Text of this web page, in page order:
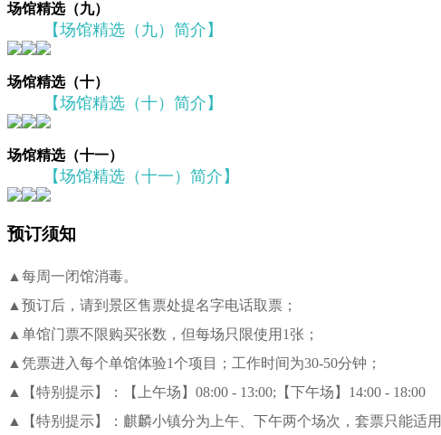
场馆精选（九）
【场馆精选（九）简介】
场馆精选（十）
【场馆精选（十）简介】
场馆精选（十一）
【场馆精选（十一）简介】
预订须知
▲每周一闭馆消毒。
▲预订后，请到景区售票处提名字电话取票；
▲单馆门票不限购买张数，但每场只限使用1张；
▲凭票进入每个单馆体验1个项目；工作时间为30-50分钟；
▲【特别提示】：【上午场】08:00 - 13:00;【下午场】14:00 - 18:00
▲【特别提示】：麒麟小镇分为上午、下午两个场次，套票只能适